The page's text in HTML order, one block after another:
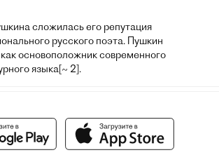
сложилась его репутация
русского поэта. Пушкин
основоположник современного
языка[~ 2].